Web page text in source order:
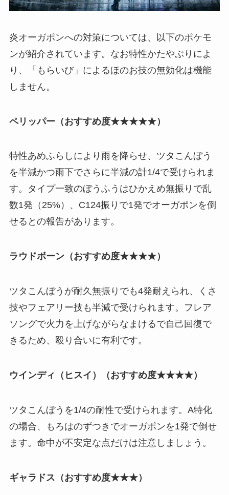
炎オーガポンへの対策については、以下のポケモ
ンが紹介されています。なお特性かたやぶりによ
り、「もらいび」によるほのお技の無効化は機能
しません。
ペリッパー（おすすめ度★★★★★）
特性あめふらしにより雨を降らせ、ツタこんぼう
を半減かつ雨下でさらに半減の計1/4で受けられま
す。タイプ一致のぼうふうはひかえめ無振りで乱
数1発（25%）、C124振りで1発でオーガポンを倒
せるとの報告があります。
ラウドボーン（おすすめ度★★★★）
ツタこんぼうが耐久無振りでも4発耐えられ、くさ
技やフェアリー技も半減で受けられます。フレア
ソングで火力を上げながらなまけるで自己回復で
きるため、殴り合いに有利です。
ウインディ（ヒスイ）（おすすめ度★★★★）
ツタこんぼうを1/4の耐性で受けられます。A特化
の場合、もろはのずつきでオーガポンを1発で倒せ
ます。命中が不安定な点だけは注意しましょう。
ギャラドス（おすすめ度★★★）